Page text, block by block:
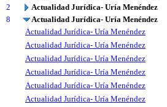
2
Actualidad Jurídica- Uría Menéndez
8
Actualidad Jurídica- Uría Menéndez
Actualidad Jurídica- Uría Menéndez
Actualidad Jurídica- Uría Menéndez
Actualidad Jurídica- Uría Menéndez
Actualidad Jurídica- Uría Menéndez
Actualidad Jurídica- Uría Menéndez
Actualidad Jurídica- Uría Menéndez